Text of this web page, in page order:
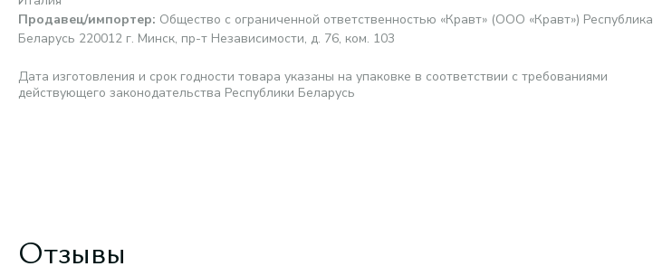
Продавец/импортер: Общество с ограниченной ответственностью «Кравт» (ООО «Кравт») Республика
Беларусь 220012 г. Минск, пр-т Независимости, д. 76, ком. 103
Дата изготовления и срок годности товара указаны на упаковке в соответствии с требованиями
действующего законодательства Республики Беларусь
Отзывы